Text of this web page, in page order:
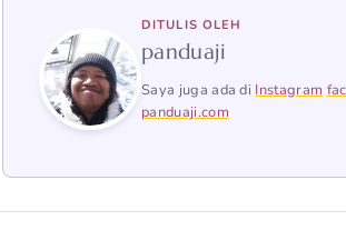
DITULIS OLEH
panduaji
Saya juga ada di Instagram
panduaji.com